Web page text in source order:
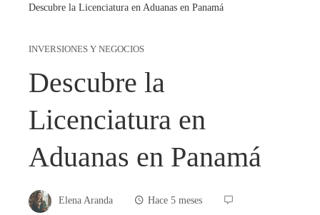
Descubre la Licenciatura en Aduanas en Panamá
INVERSIONES Y NEGOCIOS
Descubre la
Licenciatura en
Aduanas en Panamá
Elena Aranda
Hace 5 meses